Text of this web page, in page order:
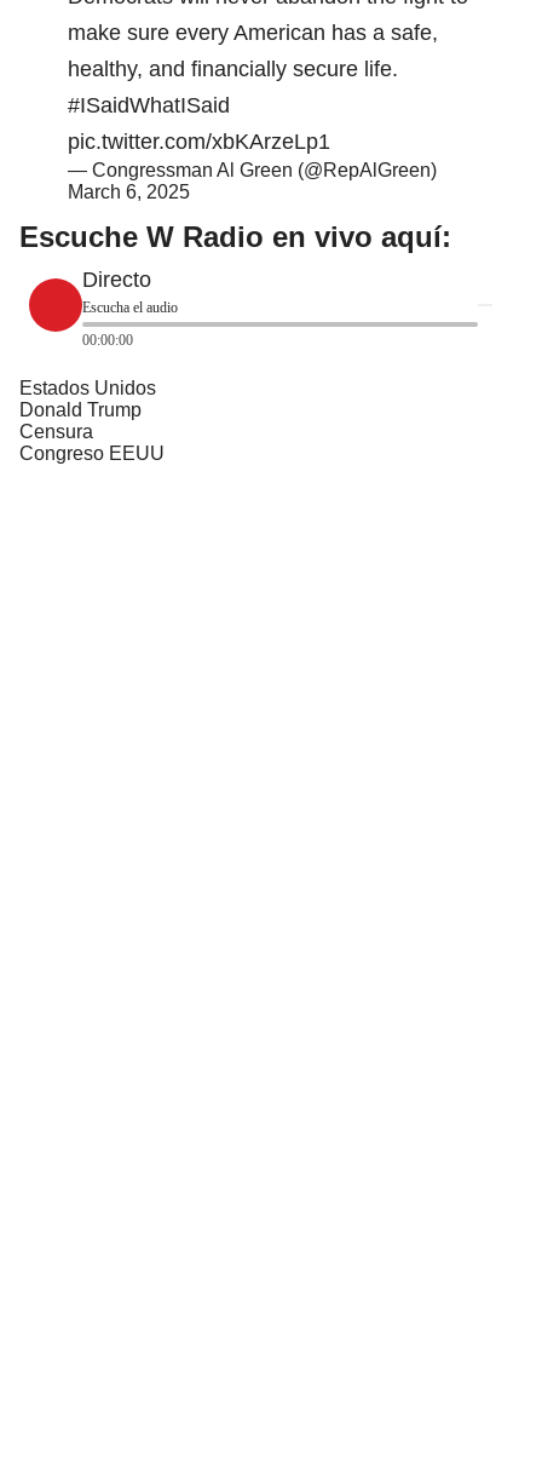
make sure every American has a safe,
healthy, and financially secure life.
#ISaidWhatISaid
pic.twitter.com/xbKArzeLp1
— Congressman Al Green (@RepAlGreen)
March 6, 2025
Escuche W Radio en vivo aquí:
Directo
Escucha el audio
00:00:00
Estados Unidos
Donald Trump
Censura
Congreso EEUU